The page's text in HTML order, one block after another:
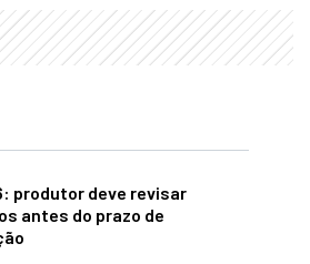
produtor deve revisar
antes do prazo de